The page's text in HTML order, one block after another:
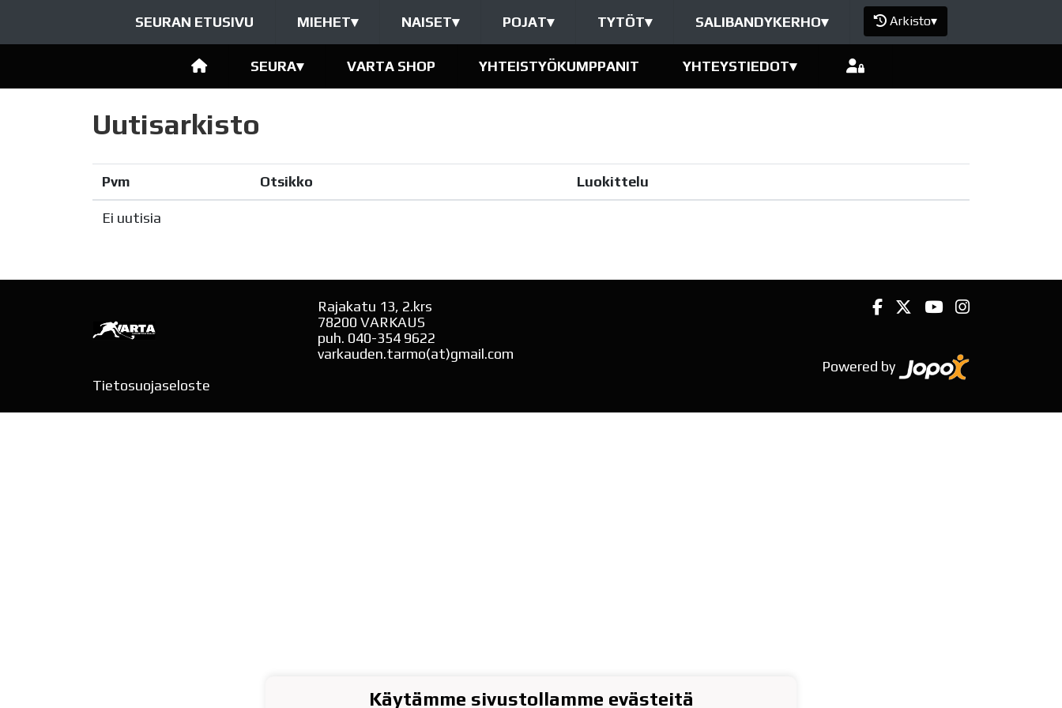
SEURAN ETUSIVU MIEHET▾ NAISET▾ POJAT▾ TYTÖT▾ SALIBANDYKERHO▾ Arkisto▾
SEURA▾ VARTA SHOP YHTEISTYÖKUMPPANIT YHTEYSTIEDOT▾
Uutisarkisto
Pvm Otsikko Luokittelu
Ei uutisia
Tietosuojaseloste
Rajakatu 13, 2.krs
78200 VARKAUS
puh. 040-354 9622
varkauden.tarmo(at)gmail.com
Powered by
Käytämme sivustollamme evästeitä